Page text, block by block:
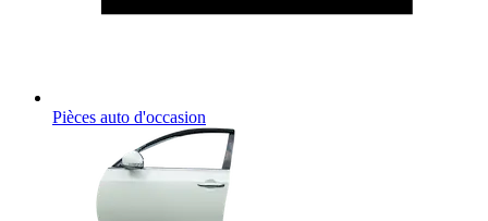
Pièces auto d'occasion